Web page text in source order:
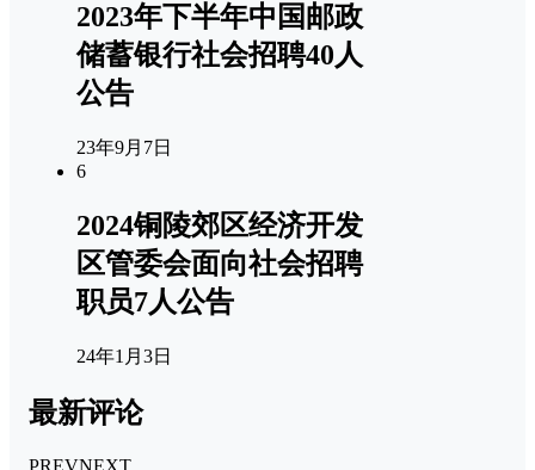
2023年下半年中国邮政
储蓄银行社会招聘40人
公告
23年9月7日
6
2024铜陵郊区经济开发
区管委会面向社会招聘
职员7人公告
24年1月3日
最新评论
PREVNEXT